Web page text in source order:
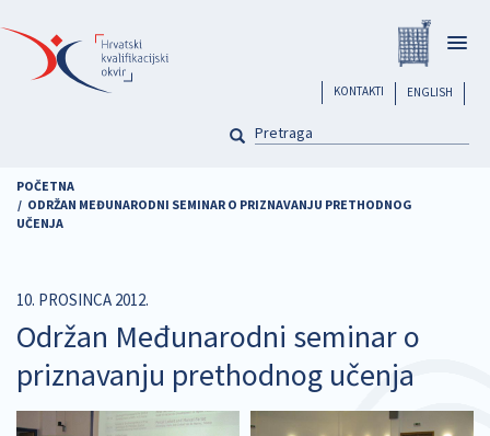
na
glavni
sadržaj
ENGLISH
header
KONTAKTI
PRETRAGA
POČETNA
ODRŽAN MEĐUNARODNI SEMINAR O PRIZNAVANJU PRETHODNOG
UČENJA
10. PROSINCA 2012.
Održan Međunarodni seminar o
priznavanju prethodnog učenja